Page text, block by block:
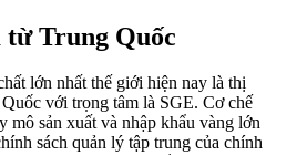
Trung Quốc
lớn nhất thế giới hiện nay là thị
với trọng tâm là SGE. Cơ chế
mô sản xuất và nhập khẩu vàng lớn
sách quản lý tập trung của chính